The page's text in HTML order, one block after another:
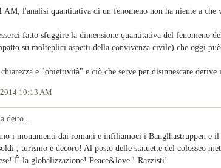
AM, l'analisi quantitativa di un fenomeno non ha niente a che
fatto sfuggire la dimensione quantitativa del fenomeno
su molteplici aspetti della convivenza civile) che oggi
e "obiettività" e ciò che serve per disinnescare
10:13 AM
detto...
i monumenti dai romani e infiliamoci i Banglhastruppen e
, turismo e decoro! Al posto delle statuette del colosseo
Ê la globalizzazione! Peace&love ! Razzisti!